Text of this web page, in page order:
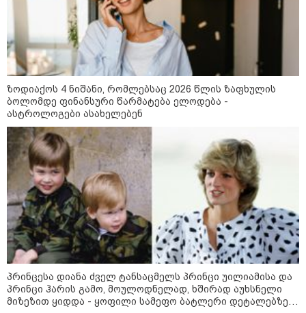
ძვირი და ყველაზე იაფი
კატეგორიის ყველა სიახლე
აბას არაღჩი - ომანთან ჰორმუზის
სრუტის გავლით ახალი
მარშრუტის გახსნის შესახებ
შეთანხმებასთან ახლოს ვართ,
მაგრამ, ეს ნაბიჯი არ უნდა იქნას
გაგებული, როგორც ჰორმუზის
სრუტის ხელახლა გახსნა
ვოლოდიმირ ზელენსკი - უკრაინას
აშშ-სთან Patriot-ის რაკეტების
ყოველთვიურად მიწოდების
შესახებ შეთანხმება აქვს
ზოდიაქოს 4 ნიშანი, რომლებსაც 2026 წლის ზაფხულის
ბოლომდე ფინანსური წარმატება ელოდება -
ასტროლოგები ასახელებენ
პრინცესა დიანა ძველ ტანსაცმელს პრინცი უილიამისა და
პრინცი ჰარის გამო, მოულოდნელად, ხშირად აუხსნელი
მიზეზით ყიდდა - ყოფილი სამეფო ბატლერი დეტალებზე